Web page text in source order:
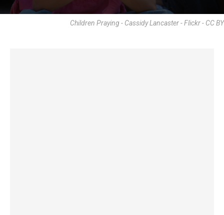
Children Praying - Cassidy Lancaster - Flickr - CC BY